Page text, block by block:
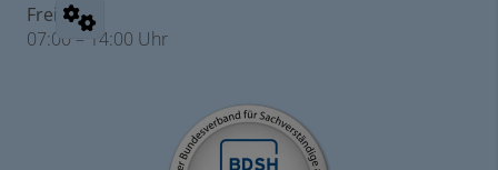
Freitag:
07:00 – 14:00 Uhr